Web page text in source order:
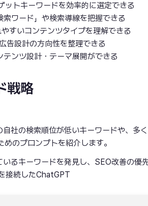
トキーワードを効率的に選定できる
ワード」や検索導線を把握できる
すいコンテンツタイプを理解できる
告設計の方向性を整理できる
ンツ設計・テーマ展開ができる
戦略
社の検索順位が低いキーワードや、多
のプロンプトを紹介します。
いるキーワードを発見し、SEO改善の優
接続したChatGPT